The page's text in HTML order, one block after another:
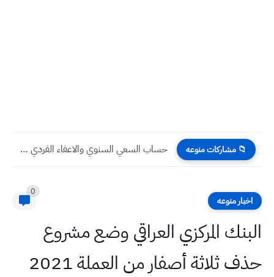
📁 مشاركات منوعه حساب السعي السنوي والاعفاء الفردي او الاعفاء العام عدد المواد...
اخبار منوعه
0
البنك المركزي العراقي وضع مشروع
حذف ثلاثة أصفار من العملة 2021